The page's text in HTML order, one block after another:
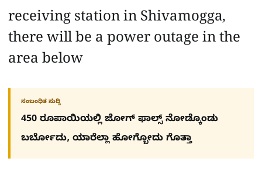
receiving station in Shivamogga,
there will be a power outage in the
area below
ಸಂಬಂಧಿತ ಸುದ್ದಿ
450 ರೂಪಾಯಿಯಲ್ಲಿ ಜೋಗ್​ ಫಾಲ್ಸ್​ ನೋಡ್ಕೊಂಡು
ಬರ್ಬೋದು, ಯಾರೆಲ್ಲಾ ಹೋಗ್ಬೋದು ಗೊತ್ತಾ